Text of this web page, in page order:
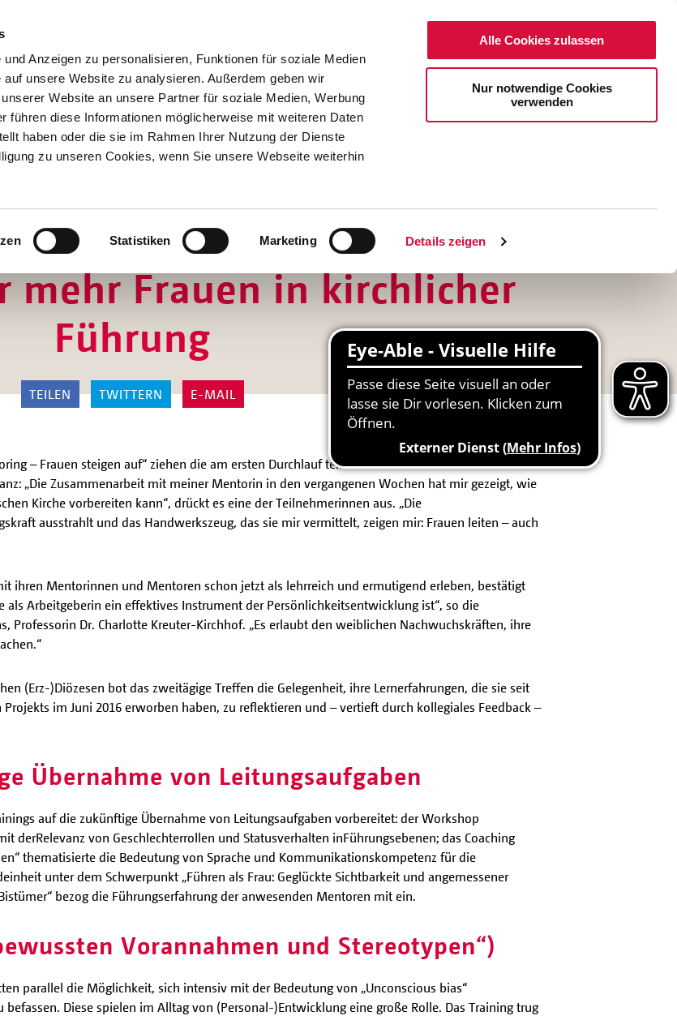
Anzeigen zu personalisieren, Funktionen für soziale Medien
unsere Website zu analysieren. Außerdem geben wir
Website an unsere Partner für soziale Medien, Werbung
führen diese Informationen möglicherweise mit weiteren Daten
haben oder die sie im Rahmen Ihrer Nutzung der Dienste
zu unseren Cookies, wenn Sie unsere Webseite weiterhin
Statistiken Marketing Details zeigen
Alle Cookies zulassen
Nur notwendige Cookies
verwenden
Hilfen
Unterstützen
Projekte
ZWISCHENBILANZ
Frauen in kirchlicher
Führung
TEILEN TWITTERN
E-MAIL
– Frauen steigen auf“ ziehen die am ersten Durchlauf teilnehmenden Mentees auf ihrem
„Die Zusammenarbeit mit meiner Mentorin in den vergangenen Wochen hat mir gezeigt, wie
Kirche vorbereiten kann“, drückt es eine der Teilnehmerinnen aus. „Die
ausstrahlt und das Handwerkszeug, das sie mir vermittelt, zeigen mir: Frauen leiten – auch
ihren Mentorinnen und Mentoren schon jetzt als lehrreich und ermutigend erleben, bestätigt
als Arbeitgeberin ein effektives Instrument der Persönlichkeitsentwicklung ist“, so die
Professorin Dr. Charlotte Kreuter-Kirchhof. „Es erlaubt den weiblichen Nachwuchskräften, ihre
(Erz-)Diözesen bot das zweitägige Treffen die Gelegenheit, ihre Lernerfahrungen, die sie seit
im Juni 2016 erworben haben, zu reflektieren und – vertieft durch kollegiales Feedback –
Übernahme von Leitungsaufgaben
auf die zukünftige Übernahme von Leitungsaufgaben vorbereitet: der Workshop
derRelevanz von Geschlechterrollen und Statusverhalten inFührungsebenen; das Coaching
thematisierte die Bedeutung von Sprache und Kommunikationskompetenz für die
unter dem Schwerpunkt „Führen als Frau: Geglückte Sichtbarkeit und angemessener
bezog die Führungserfahrung der anwesenden Mentoren mit ein.
Vorannahmen und Stereotypen“)
parallel die Möglichkeit, sich intensiv mit der Bedeutung von „Unconscious bias“
Diese spielen im Alltag von (Personal-)Entwicklung eine große Rolle. Das Training trug